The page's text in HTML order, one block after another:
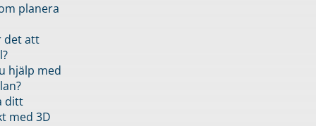
planera
det att
hjälp med
ditt
med 3D